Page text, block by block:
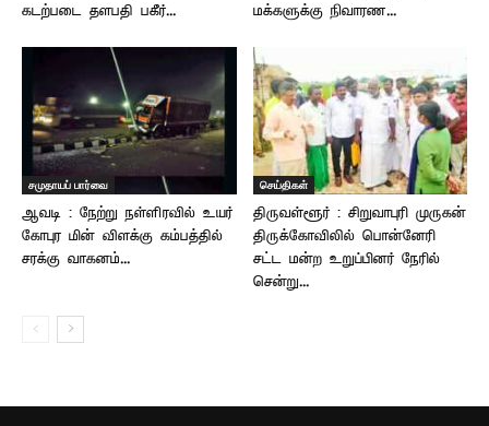
கடற்படை தளபதி பகீர்...
மக்களுக்கு நிவாரண...
சமுதாயப் பார்வை
ஆவடி : நேற்று நள்ளிரவில் உயர்
கோபுர மின் விளக்கு கம்பத்தில்
சரக்கு வாகனம்...
செய்திகள்
திருவள்ளூர் : சிறுவாபுரி முருகன்
திருக்கோவிலில் பொன்னேரி
சட்ட மன்ற உறுப்பினர் நேரில்
சென்று...